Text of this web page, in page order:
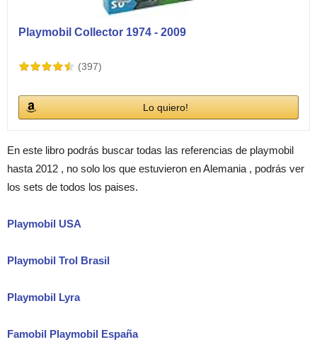
Playmobil Collector 1974 - 2009
(397)
Lo quiero!
En este libro podrás buscar todas las referencias de playmobil
hasta 2012 , no solo los que estuvieron en Alemania , podrás ver
los sets de todos los paises.
Playmobil USA
Playmobil Trol Brasil
Playmobil Lyra
Famobil Playmobil España